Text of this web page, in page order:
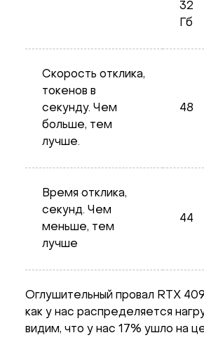
32
Гб
Скорость отклика,
токенов в
секунду. Чем
больше, тем
лучше.
48
Время отклика,
секунд. Чем
меньше, тем
лучше
44
Оглушительный провал RTX
как у нас распределяется
видим, что у нас 17% ушло на